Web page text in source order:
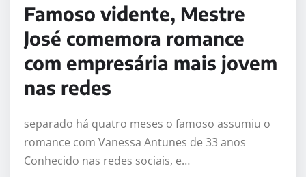
Famoso vidente, Mestre
José comemora romance
com empresária mais jovem
nas redes
separado há quatro meses o famoso assumiu o
romance com Vanessa Antunes de 33 anos
Conhecido nas redes sociais, e…